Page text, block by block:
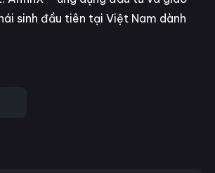
sinh đầu tiên tại Việt Nam dành